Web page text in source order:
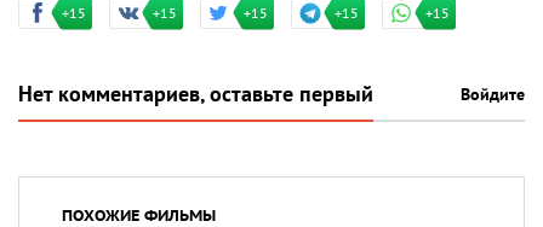
+15 +15 +15 +15 +15
Нет комментариев, оставьте первый Войдите
ПОХОЖИЕ ФИЛЬМЫ